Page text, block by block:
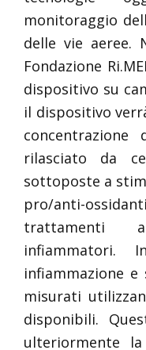
monitoraggio
delle vie aeree.
Fondazione
dispositivo su
il dispositivo
rilasciato da
sottoposte a
pro/anti-
trattamenti
infiammatori.
infiammazione
misurati
disponibili.
ulteriormente